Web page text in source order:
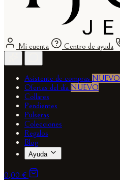
Mi cuenta Centro de ayuda
Asistente de compras NUEVO
Ofertas del día NUEVO
Collares
Pendientes
Pulseras
Colecciones
Regalos
Blog
Ayuda
0,00 €